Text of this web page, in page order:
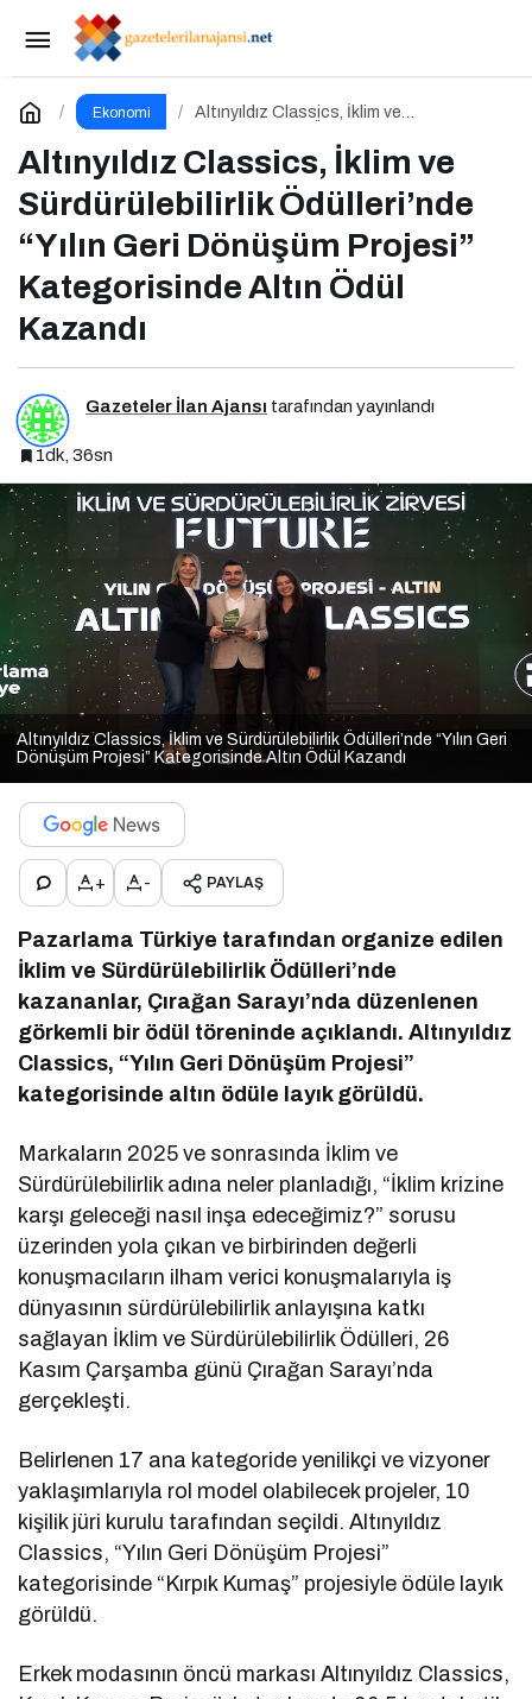
Ekonomi
Altınyıldız Classics, İklim ve
Dönüşüm Projesi” Kategorisinde Altın
Ödül Kazandı
Altınyıldız Classics, İklim ve
Sürdürülebilirlik Ödülleri’nde
“Yılın Geri Dönüşüm Projesi”
Kategorisinde Altın Ödül
Kazandı
Gazeteler İlan Ajansı tarafından yayınlandı
1dk, 36sn
Altınyıldız Classics, İklim ve Sürdürülebilirlik Ödülleri’nde “Yılın Geri
Dönüşüm Projesi” Kategorisinde Altın Ödül Kazandı
+ - PAYLAŞ
Pazarlama Türkiye tarafından organize edilen
İklim ve Sürdürülebilirlik Ödülleri’nde
kazananlar, Çırağan Sarayı’nda düzenlenen
görkemli bir ödül töreninde açıklandı. Altınyıldız
Classics, “Yılın Geri Dönüşüm Projesi”
kategorisinde altın ödüle layık görüldü.
Markaların 2025 ve sonrasında İklim ve
Sürdürülebilirlik adına neler planladığı, “İklim krizine
karşı geleceği nasıl inşa edeceğimiz?” sorusu
üzerinden yola çıkan ve birbirinden değerli
konuşmacıların ilham verici konuşmalarıyla iş
dünyasının sürdürülebilirlik anlayışına katkı
sağlayan İklim ve Sürdürülebilirlik Ödülleri, 26
Kasım Çarşamba günü Çırağan Sarayı’nda
gerçekleşti.
Belirlenen 17 ana kategoride yenilikçi ve vizyoner
yaklaşımlarıyla rol model olabilecek projeler, 10
kişilik jüri kurulu tarafından seçildi. Altınyıldız
Classics, “Yılın Geri Dönüşüm Projesi”
kategorisinde “Kırpık Kumaş” projesiyle ödüle layık
görüldü.
Erkek modasının öncü markası Altınyıldız Classics,
Dijital Kriz Yönetimi Nedir Etkili Dijital Kriz
Yönetimi için 10 Altın İpucu
Yorum Yap